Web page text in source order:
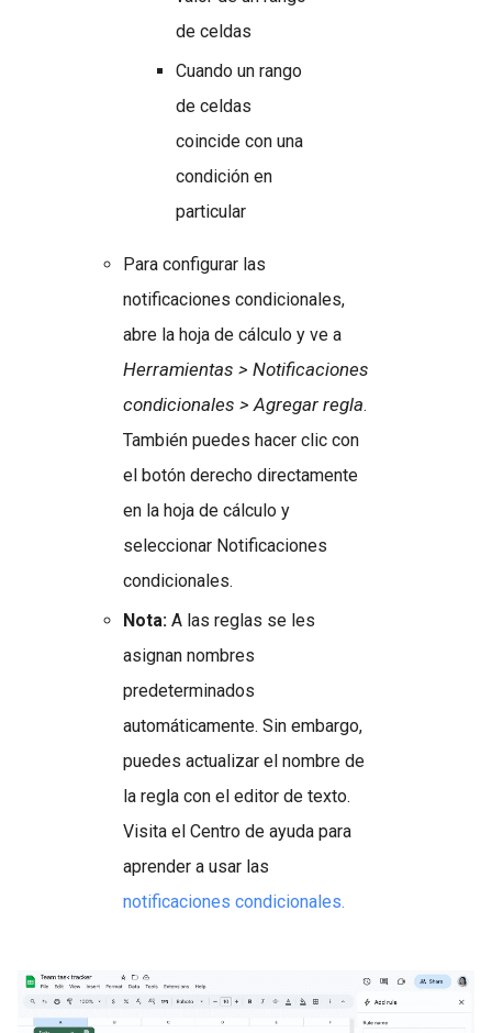
de celdas
Cuando un rango
de celdas
coincide con una
condición en
particular
Para configurar las
notificaciones condicionales,
abre la hoja de cálculo y ve a
Herramientas > Notificaciones
condicionales > Agregar regla.
También puedes hacer clic con
el botón derecho directamente
en la hoja de cálculo y
seleccionar Notificaciones
condicionales.
Nota: A las reglas se les
asignan nombres
predeterminados
automáticamente. Sin embargo,
puedes actualizar el nombre de
la regla con el editor de texto.
Visita el Centro de ayuda para
aprender a usar las
notificaciones condicionales.